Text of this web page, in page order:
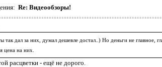
Re: Видеообзоры!
так дал за них, думал дешевле достал..) Но деньги не главное,
цена на них.
расцветки - ещё не дорого.